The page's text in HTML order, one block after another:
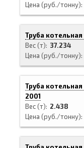
Цена (руб./тонну)
Труба котельная
Вес (т)
37.234
Цена (руб./тонну)
Труба котельная
2001
Вес (т)
2.438
Цена (руб./тонну)